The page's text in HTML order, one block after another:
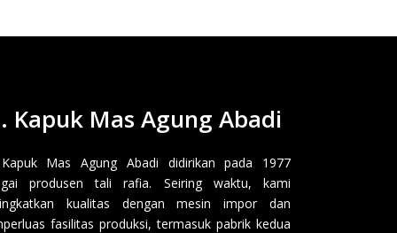
Kapuk Mas Agung Abadi
Mas Agung Abadi didirikan pada 1977
produsen tali rafia. Seiring waktu, kami
kualitas dengan mesin impor dan
fasilitas produksi, termasuk pabrik kedua